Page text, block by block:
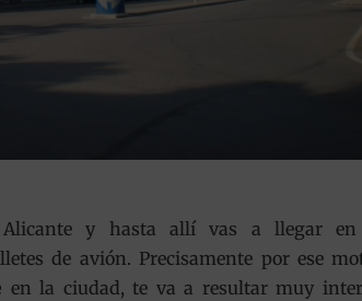
Alicante y hasta allí vas a llegar en
de avión. Precisamente por ese
en la ciudad, te va a resultar muy